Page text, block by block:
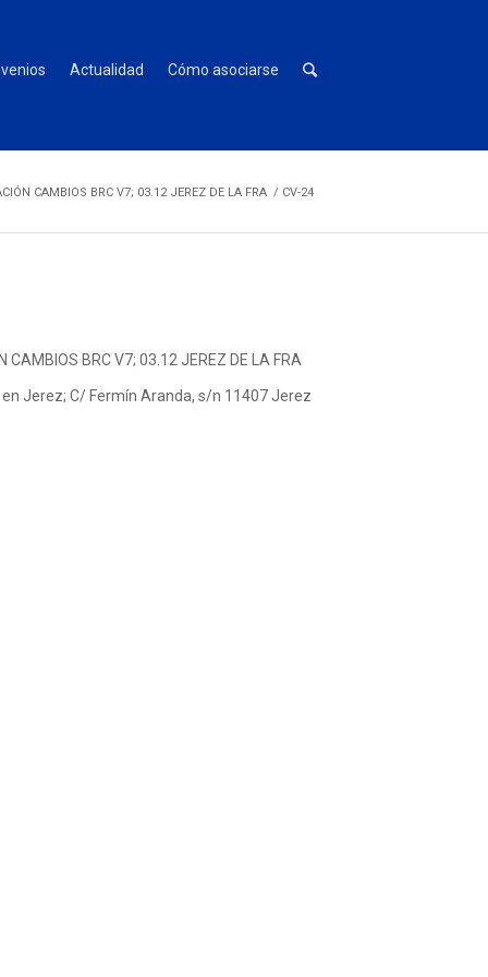
Actualidad Cómo asociarse
CAMBIOS BRC V7; 03.12 JEREZ DE LA FRA / CV-24
CAMBIOS BRC V7; 03.12 JEREZ DE LA FRA
Jerez; C/ Fermín Aranda, s/n 11407 Jerez